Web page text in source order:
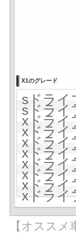
X1のグレード
sドラ
sドラ
xドラ
xドラ
xドラ
xドラ
xドラ
xドラ
xドラ
xドラ
【オススメ